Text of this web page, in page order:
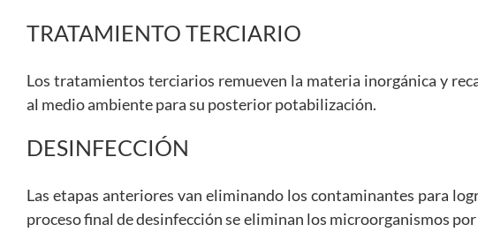
TRATAMIENTO TERCIARIO
Los tratamientos terciarios remueven la materia inorgánica y
al medio ambiente para su posterior potabilización.
DESINFECCIÓN
Las etapas anteriores van eliminando los contaminantes para
proceso final de desinfección se eliminan los microorganismos